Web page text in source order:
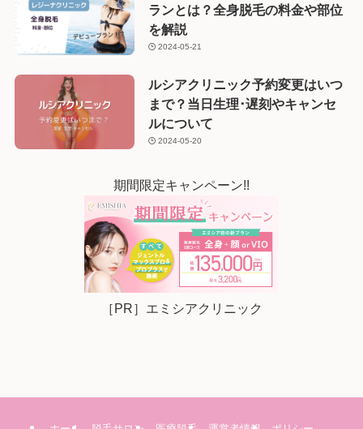
ランとは？全身脱毛の料金や部位
を解説
2024-05-21
ルシアクリニック予約変更はいつ
まで？当日生理･遅刻やキャンセ
ルについて
2024-05-20
期間限定キャンペーン!!
［PR］エミシアクリニック